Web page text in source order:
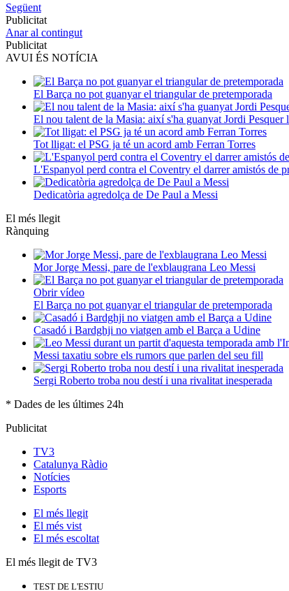
Següent
Publicitat
Anar al contingut
Publicitat
AVUI ÉS NOTÍCIA
El Barça no pot guanyar el triangular de pretemporada
El nou talent de la Masia: així s'ha guanyat Jordi
Tot lligat: el PSG ja té un acord amb Ferran Torres
L'Espanyol perd contra el Coventry el darrer amistós de
Dedicatòria agredolça de De Paul a Messi
El més llegit
Rànquing
Mor Jorge Messi, pare de l'exblaugrana Leo Messi
Obrir vídeo
El Barça no pot guanyar el triangular de pretemporada
Casadó i Bardghji no viatgen amb el Barça a Udine
Messi taxatiu sobre els rumors que parlen del seu fill
Sergi Roberto troba nou destí i una rivalitat inesperada
* Dades de les últimes 24h
Publicitat
TV3
Catalunya Ràdio
Notícies
Esports
El més llegit
El més vist
El més escoltat
El més llegit de TV3
TEST DE L'ESTIU